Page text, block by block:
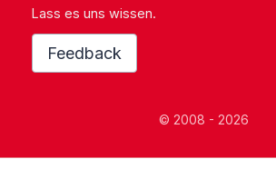
Lass es uns wissen.
Feedback
© 2008 - 2026